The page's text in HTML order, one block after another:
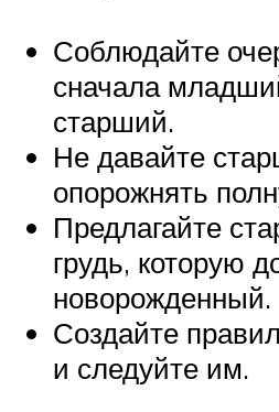
Соблюдайте
сначала
старший.
Не давайте
опорожнять
Предлагайте
грудь, которую
новорожденный.
Создайте
и следуйте им.